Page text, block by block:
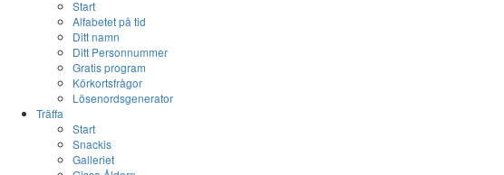
Start
Alfabetet på tid
Ditt namn
Ditt Personnummer
Gratis program
Körkortsfrågor
Lösenordsgenerator
Träffa
Start
Snackis
Galleriet